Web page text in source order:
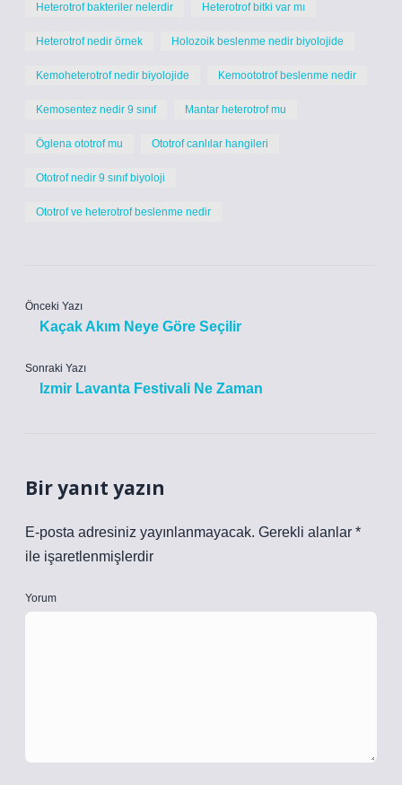
Heterotrof bakteriler nelerdir Heterotrof bitki var mı
Heterotrof nedir örnek Holozoik beslenme nedir biyolojide
Kemoheterotrof nedir biyolojide Kemoototrof beslenme nedir
Kemosentez nedir 9 sınıf Mantar heterotrof mu
Öglena ototrof mu Ototrof canlılar hangileri
Ototrof nedir 9 sınıf biyoloji
Ototrof ve heterotrof beslenme nedir
Önceki Yazı
Kaçak Akım Neye Göre Seçilir
Sonraki Yazı
Izmir Lavanta Festivali Ne Zaman
Bir yanıt yazın
E-posta adresiniz yayınlanmayacak. Gerekli alanlar *
ile işaretlenmişlerdir
Yorum